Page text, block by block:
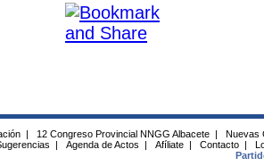
| 12 Congreso Provincial NNGG Albacete |
Nuevas
| Agenda de Actos | Afíliate | Contacto |